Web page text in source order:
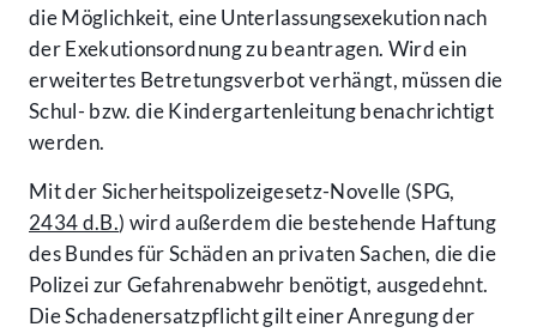
die Möglichkeit, eine Unterlassungsexekution nach
der Exekutionsordnung zu beantragen. Wird ein
erweitertes Betretungsverbot verhängt, müssen die
Schul- bzw. die Kindergartenleitung benachrichtigt
werden.
Mit der Sicherheitspolizeigesetz-Novelle (SPG,
2434 d.B.) wird außerdem die bestehende Haftung
des Bundes für Schäden an privaten Sachen, die die
Polizei zur Gefahrenabwehr benötigt, ausgedehnt.
Die Schadenersatzpflicht gilt einer Anregung der